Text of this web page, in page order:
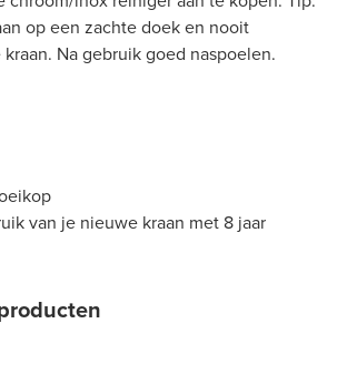
op een zachte doek en nooit
Na gebruik goed naspoelen.
van je nieuwe kraan met 8 jaar